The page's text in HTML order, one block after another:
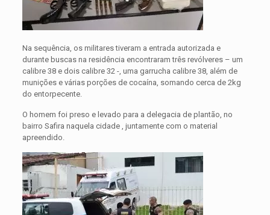
Na sequência, os militares tiveram a entrada autorizada e
durante buscas na residência encontraram três revólveres – um
calibre 38 e dois calibre 32 -, uma garrucha calibre 38, além de
munições e várias porções de cocaína, somando cerca de 2kg
do entorpecente.
O homem foi preso e levado para a delegacia de plantão, no
bairro Safira naquela cidade , juntamente com o material
apreendido.